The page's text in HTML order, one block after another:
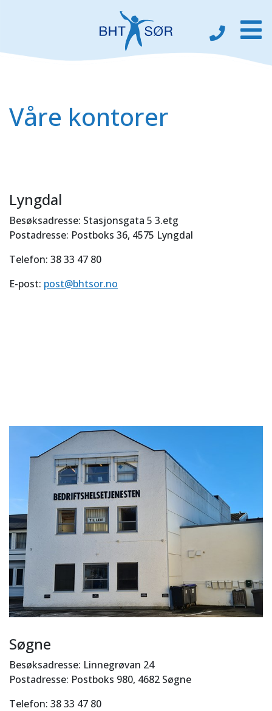
Våre kontorer
Lyngdal
Besøksadresse: Stasjonsgata 5 3.etg
Postadresse: Postboks 36, 4575 Lyngdal
Telefon: 38 33 47 80
E-post: post@bhtsor.no
Søgne
Besøksadresse: Linnegrøvan 24
Postadresse: Postboks 980, 4682 Søgne
Telefon: 38 33 47 80